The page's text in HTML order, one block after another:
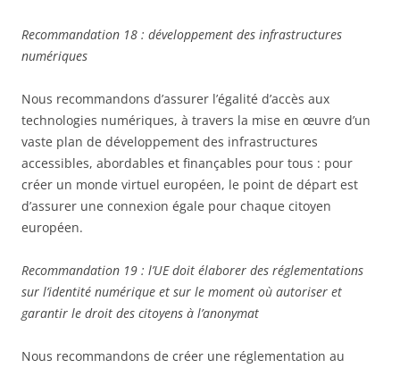
Recommandation 18 : développement des infrastructures
numériques
Nous recommandons d’assurer l’égalité d’accès aux
technologies numériques, à travers la mise en œuvre d’un
vaste plan de développement des infrastructures
accessibles, abordables et finançables pour tous : pour
créer un monde virtuel européen, le point de départ est
d’assurer une connexion égale pour chaque citoyen
européen.
Recommandation 19 : l’UE doit élaborer des réglementations
sur l’identité numérique et sur le moment où autoriser et
garantir le droit des citoyens à l’anonymat
Nous recommandons de créer une réglementation au